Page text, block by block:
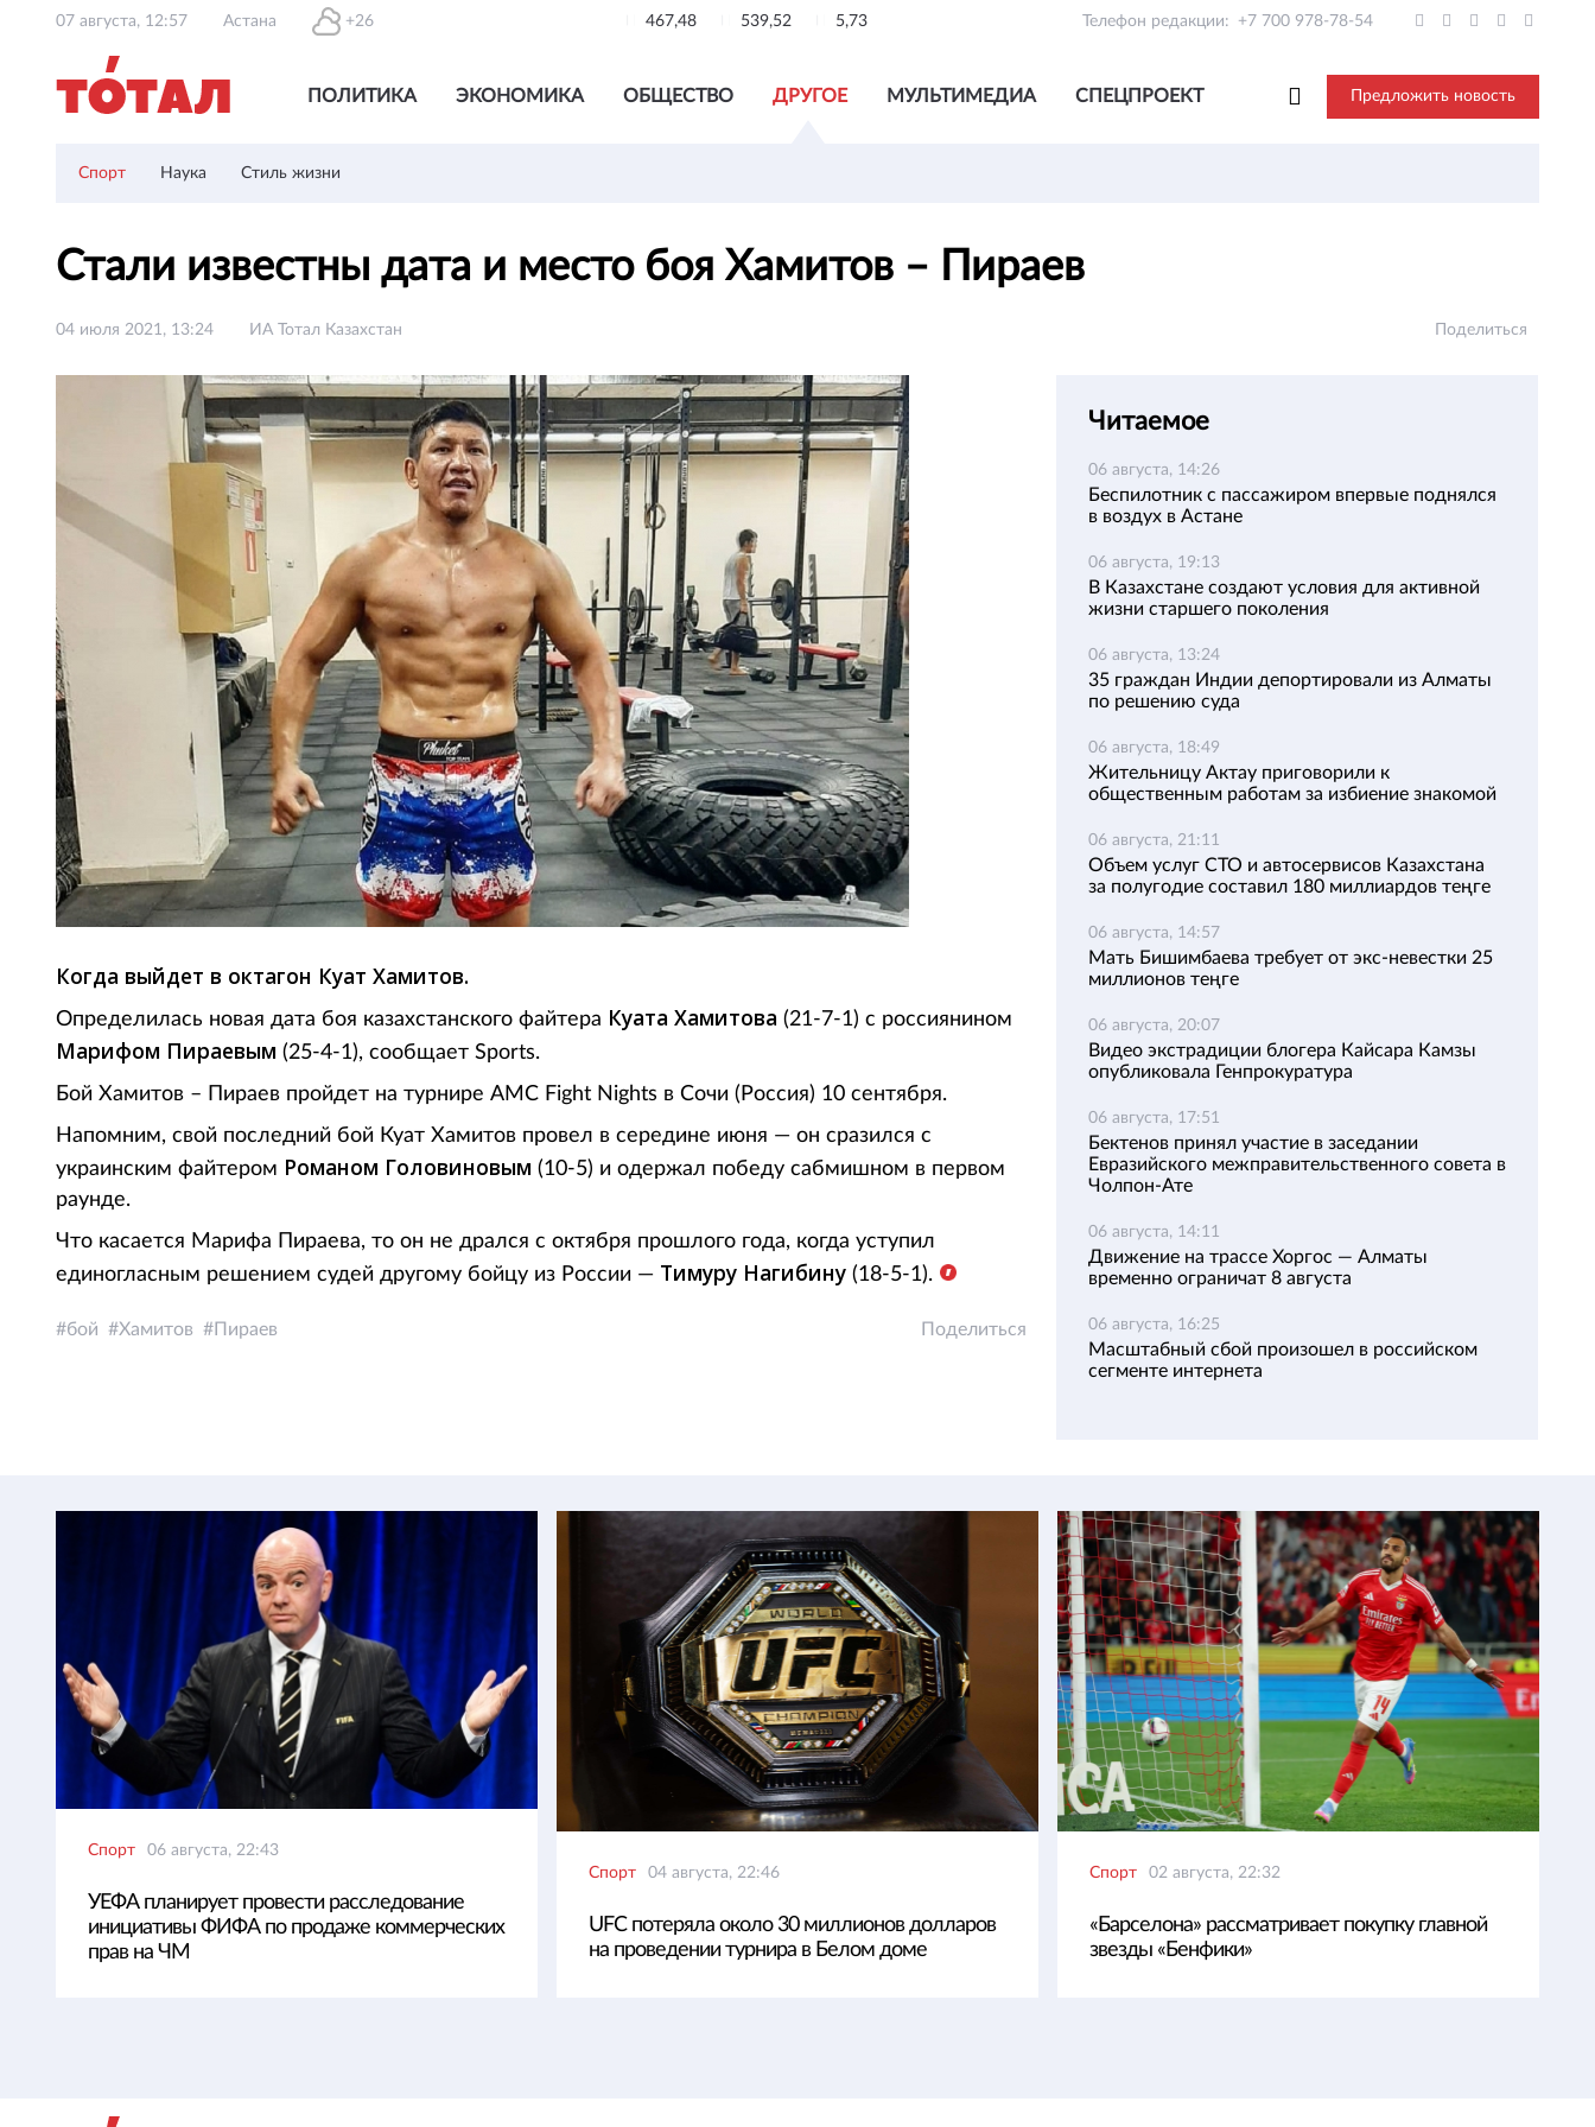
07 августа, 12:57 Астана +26 467,48 539,52 5,73 Телефон редакции: +7 700 978-78-54
ПОЛИТИКА ЭКОНОМИКА ОБЩЕСТВО ДРУГОЕ МУЛЬТИМЕДИА СПЕЦПРОЕКТ Предложить новость
Спорт Наука Стиль жизни
Стали известны дата и место боя Хамитов – Пираев
04 июля 2021, 13:24 ИА Тотал Казахстан Поделиться
Когда выйдет в октагон Куат Хамитов.
Определилась новая дата боя казахстанского файтера Куата Хамитова (21-7-1) с россиянином
Марифом Пираевым (25-4-1), сообщает Sports.
Бой Хамитов – Пираев пройдет на турнире AMC Fight Nights в Сочи (Россия) 10 сентября.
Напомним, свой последний бой Куат Хамитов провел в середине июня — он сразился с
украинским файтером Романом Головиновым (10-5) и одержал победу сабмишном в первом
раунде.
Что касается Марифа Пираева, то он не дрался с октября прошлого года, когда уступил
единогласным решением судей другому бойцу из России — Тимуру Нагибину (18-5-1).
бой Хамитов Пираев Поделиться
Читаемое
06 августа, 14:26
Беспилотник с пассажиром впервые поднялся
в воздух в Астане
06 августа, 19:13
В Казахстане создают условия для активной
жизни старшего поколения
06 августа, 13:24
35 граждан Индии депортировали из Алматы
по решению суда
06 августа, 18:49
Жительницу Актау приговорили к
общественным работам за избиение знакомой
06 августа, 21:11
Объем услуг СТО и автосервисов Казахстана
за полугодие составил 180 миллиардов теңге
06 августа, 14:57
Мать Бишимбаева требует от экс-невестки 25
миллионов теңге
06 августа, 20:07
Видео экстрадиции блогера Кайсара Камзы
опубликовала Генпрокуратура
06 августа, 17:51
Бектенов принял участие в заседании
Евразийского межправительственного совета в
Чолпон-Ате
06 августа, 14:11
Движение на трассе Хоргос — Алматы
временно ограничат 8 августа
06 августа, 16:25
Масштабный сбой произошел в российском
сегменте интернета
Спорт 06 августа, 22:43
УЕФА планирует провести расследование
инициативы ФИФА по продаже коммерческих
прав на ЧМ
Спорт 04 августа, 22:46
UFC потеряла около 30 миллионов долларов
на проведении турнира в Белом доме
Спорт 02 августа, 22:32
«Барселона» рассматривает покупку главной
звезды «Бенфики»